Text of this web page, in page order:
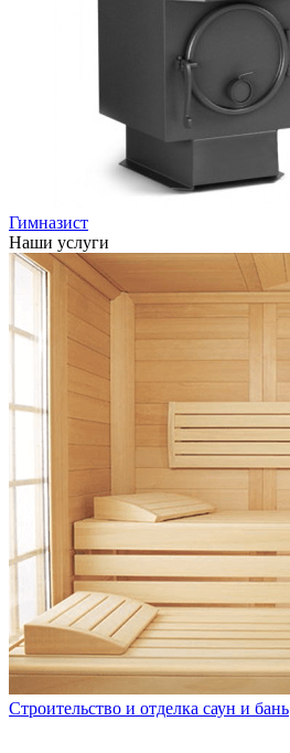
Гимназист
Наши услуги
Строительство и отделка саун и бань